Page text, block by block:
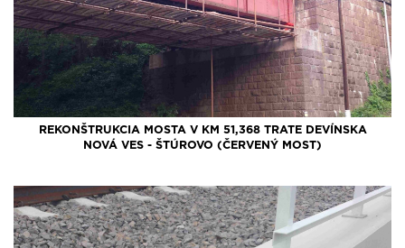
REKONŠTRUKCIA MOSTA V KM 51,368 TRATE DEVÍNSKA
NOVÁ VES - ŠTÚROVO (ČERVENÝ MOST)